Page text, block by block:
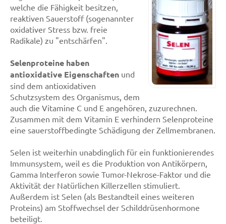
welche die Fähigkeit besitzen,
reaktiven Sauerstoff (sogenannter
oxidativer Stress bzw. freie
Radikale) zu "entschärfen".
Selenproteine haben
antioxidative Eigenschaften und
sind dem antioxidativen
Schutzsystem des Organismus, dem
auch die Vitamine C und E angehören, zuzurechnen.
Zusammen mit dem Vitamin E verhindern Selenproteine
eine sauerstoffbedingte Schädigung der Zellmembranen.
Selen ist weiterhin unabdinglich für ein funktionierendes
Immunsystem, weil es die Produktion von Antikörpern,
Gamma Interferon sowie Tumor-Nekrose-Faktor und die
Aktivität der Natürlichen Killerzellen stimuliert.
Außerdem ist Selen (als Bestandteil eines weiteren
Proteins) am Stoffwechsel der Schilddrüsenhormone
beteiligt.